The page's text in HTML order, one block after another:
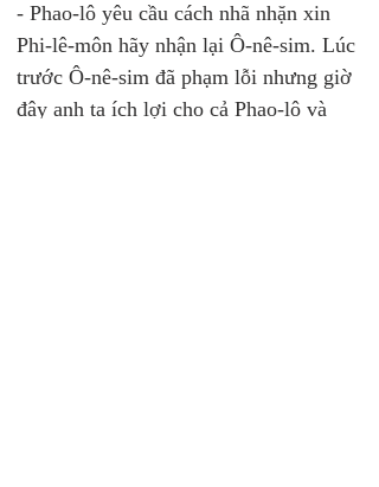
- Phao-lô yêu cầu cách nhã nhặn xin
Phi-lê-môn hãy nhận lại Ô-nê-sim. Lúc
trước Ô-nê-sim đã phạm lỗi nhưng giờ
đây anh ta ích lợi cho cả Phao-lô và